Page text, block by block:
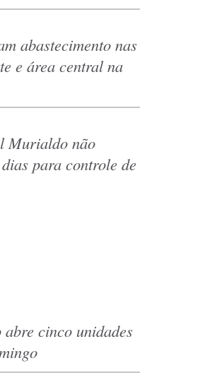
abastecimento nas
e área central na
Murialdo não
para controle de
cinco unidades